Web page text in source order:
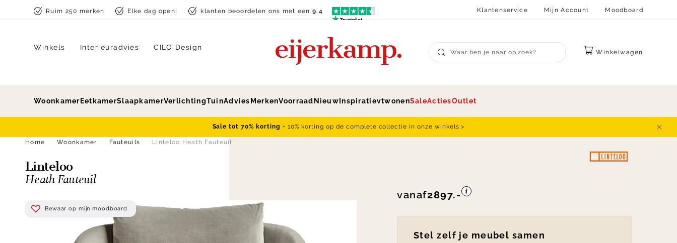
Skip to contentRuim 250 merken Elke dag open! klanten beoordelen ons met een9.4 Klantenservice Mijn Account Moodboard
Submit search
Winkelwagen
Winkels Interieuradvies CILO Design
Woonkamer EetkamerSlaapkamerVerlichtingTuinAdvies MerkenVoorraad Nieuw InspiratievtwonenSaleActiesOutlet
Sale tot 70% korting + 10% korting op de complete collectie in onze winkels >
Home
Woonkamer Fauteuils Linteloo Heath Fauteuil
Linteloo
Heath Fauteuil
Bewaar op mijn moodboard
vanaf2897.-
Stel zelf je meubel samen